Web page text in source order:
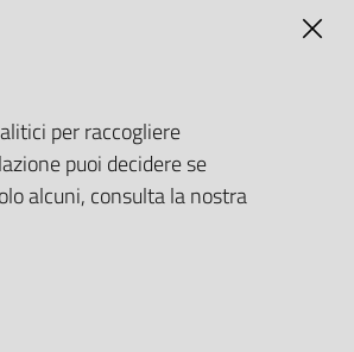
per raccogliere
puoi decidere se
alcuni, consulta la nostra